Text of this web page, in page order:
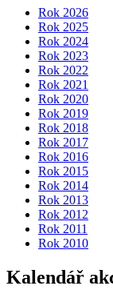
Rok 2026
Rok 2025
Rok 2024
Rok 2023
Rok 2022
Rok 2021
Rok 2020
Rok 2019
Rok 2018
Rok 2017
Rok 2016
Rok 2015
Rok 2014
Rok 2013
Rok 2012
Rok 2011
Rok 2010
Kalendář